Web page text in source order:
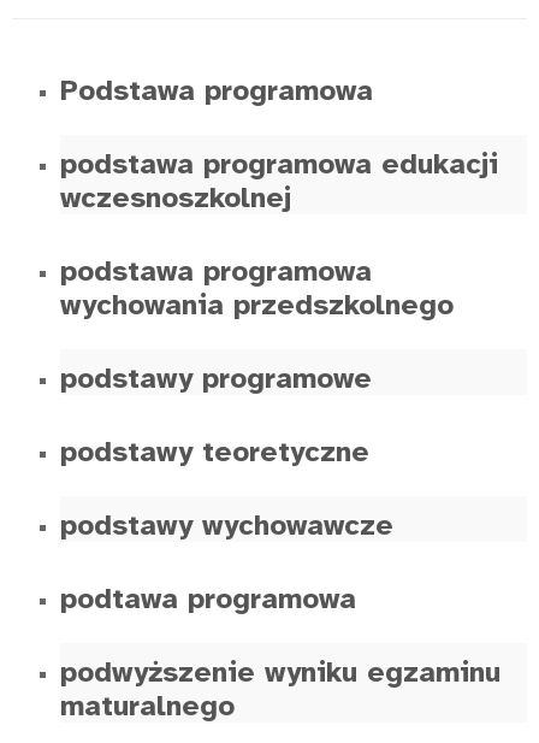
Podstawa programowa
podstawa programowa edukacji
wczesnoszkolnej
podstawa programowa
wychowania przedszkolnego
podstawy programowe
podstawy teoretyczne
podstawy wychowawcze
podtawa programowa
podwyższenie wyniku egzaminu
maturalnego